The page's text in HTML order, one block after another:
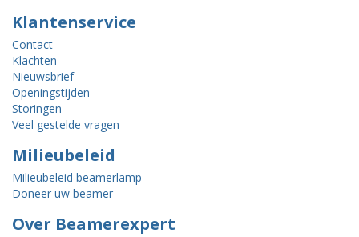
Klantenservice
Contact
Klachten
Nieuwsbrief
Openingstijden
Storingen
Veel gestelde vragen
Milieubeleid
Milieubeleid beamerlamp
Doneer uw beamer
Over Beamerexpert